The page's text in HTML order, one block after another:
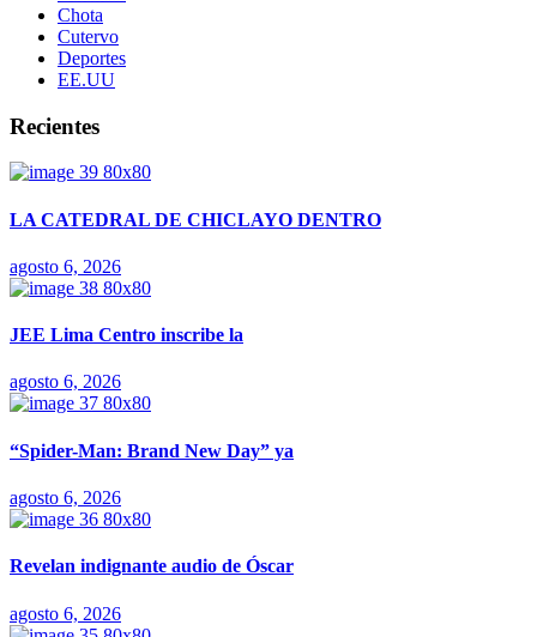
Chota
Cutervo
Deportes
EE.UU
Recientes
LA CATEDRAL DE CHICLAYO DENTRO
agosto 6, 2026
JEE Lima Centro inscribe la
agosto 6, 2026
“Spider-Man: Brand New Day” ya
agosto 6, 2026
Revelan indignante audio de Óscar
agosto 6, 2026